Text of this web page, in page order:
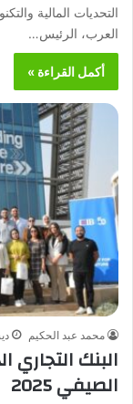
التحديات المالية
العرب، الرئيس…
أكمل القراءة »
محمد عبد الحكيم
البنك التجاري
الصيفي 2025